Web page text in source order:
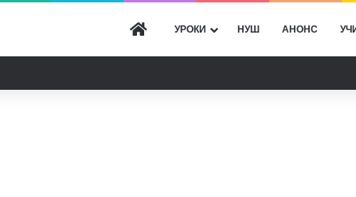
ГОЛОВНА
УРОКИ НУШ АНОНС